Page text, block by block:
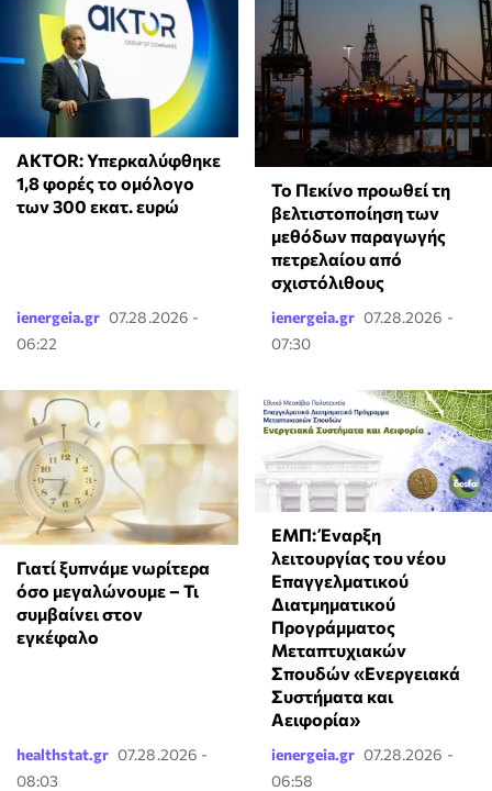
AKTOR: Υπερκαλύφθηκε
1,8 φορές το ομόλογο
των 300 εκατ. ευρώ
ienergeia.gr 07.28.2026 -
06:22
Το Πεκίνο προωθεί τη
βελτιστοποίηση των
μεθόδων παραγωγής
πετρελαίου από
σχιστόλιθους
ienergeia.gr 07.28.2026 -
07:30
Γιατί ξυπνάμε νωρίτερα
όσο μεγαλώνουμε – Τι
συμβαίνει στον
εγκέφαλο
healthstat.gr 07.28.2026 -
08:03
ΕΜΠ: Έναρξη
λειτουργίας του νέου
Επαγγελματικού
Διατμηματικού
Προγράμματος
Μεταπτυχιακών
Σπουδών «Ενεργειακά
Συστήματα και
Αειφορία»
ienergeia.gr 07.28.2026 -
06:58